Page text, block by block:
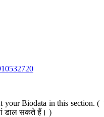
Biodata in this section.
डाल सकते हैं। )